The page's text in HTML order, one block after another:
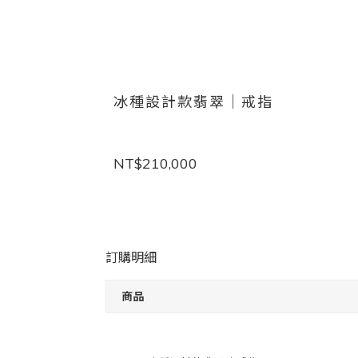
冰種設計款翡翠｜戒指
NT$210,000
訂購明細
商品